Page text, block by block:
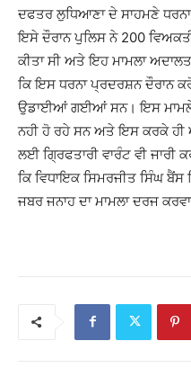
ਦਫਤਰ ਲੁਧਿਆਣਾ ਦੇ ਸਾਹਮਣੇ
ਇਸੇ ਦੌਰਾਨ ਪੁਲਿਸ ਨੇ 200
ਕੀਤਾ ਸੀ ਅਤੇ ਇਹ ਮਾਮਲਾ
ਕਿ ਇਸ ਧਰਨਾ ਪ੍ਰਦਰਸ਼ਨ ਦੌਰਾਨ
ਉਡਾਈਆਂ ਗਈਆਂ ਸਨ। ਇਸ ਮਾਮਲੇ
ਨਹੀ ਹੋ ਰਹੇ ਸਨ ਅਤੇ ਇਸ ਕਰਕੇ ਹੀ
ਲਈ ਗ੍ਰਿਫਤਾਰੀ ਵਾਰੰਟ ਵੀ
ਕਿ ਵਿਧਾਇਕ ਸਿਮਰਜੀਤ ਸਿੰਘ ਬੈਂਸ
ਜਬਰ ਜਨਾਹ ਦਾ ਮਾਮਲਾ ਦਰਜ